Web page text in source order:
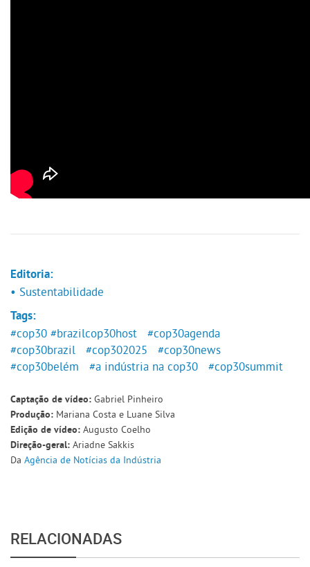
Editoria:
• Sustentabilidade
Tags:
#cop30 #brazilcop30host
#cop30agenda
#cop30brazil
#cop302025
#cop30news
#cop30belém
#a indústria na cop30 #cop30summit
Captação de vídeo: Gabriel Pinheiro
Produção: Mariana Costa e Luane Silva
Edição de vídeo: Augusto Coelho
Direção-geral: Ariadne Sakkis
Da Agência de Notícias da Indústria
RELACIONADAS